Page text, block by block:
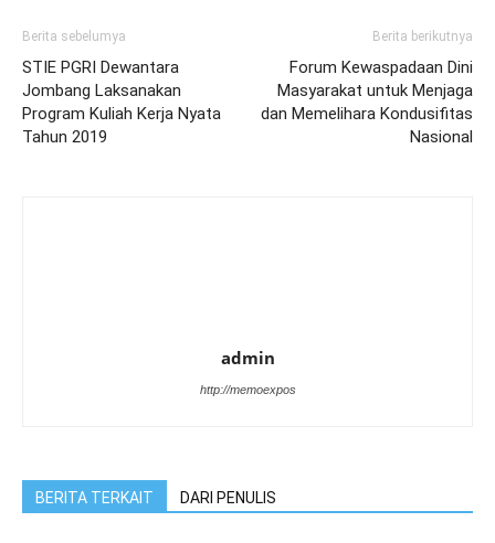
Berita sebelumya
STIE PGRI Dewantara
Jombang Laksanakan
Program Kuliah Kerja Nyata
Tahun 2019
Berita berikutnya
Forum Kewaspadaan Dini
Masyarakat untuk Menjaga
dan Memelihara Kondusifitas
Nasional
admin
http://memoexpos
BERITA TERKAIT DARI PENULIS